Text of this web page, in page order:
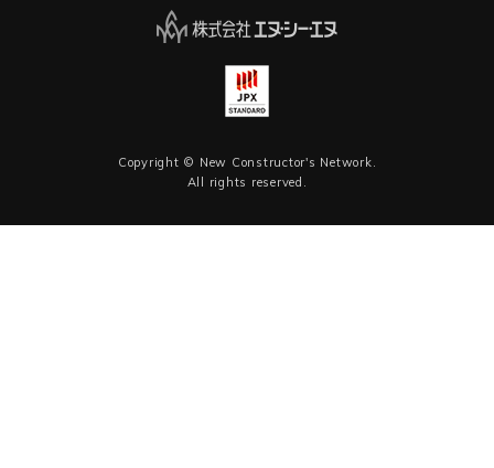
Copyright © New Constructor's Network.
All rights reserved.